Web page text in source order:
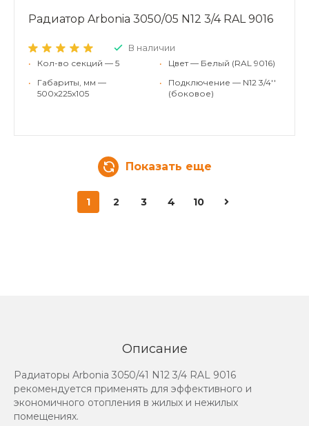
Радиатор Arbonia 3050/05 N12 3/4 RAL 9016
В наличии
•
Кол-во секций — 5
•
Габариты, мм —
500x225x105
•
Цвет — Белый (RAL 9016)
•
Подключение — N12 3/4''
(боковое)
Показать еще
1 2 3 4 10
Описание
Радиаторы Arbonia 3050/41 N12 3/4 RAL 9016
рекомендуется применять для эффективного и
экономичного отопления в жилых и нежилых
помещениях.